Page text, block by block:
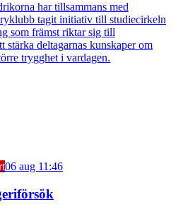
har tillsammans med
tagit initiativ till studiecirkeln
som främst riktar sig till
stärka deltagarnas kunskaper om
trygghet i vardagen.
06 aug 11:46